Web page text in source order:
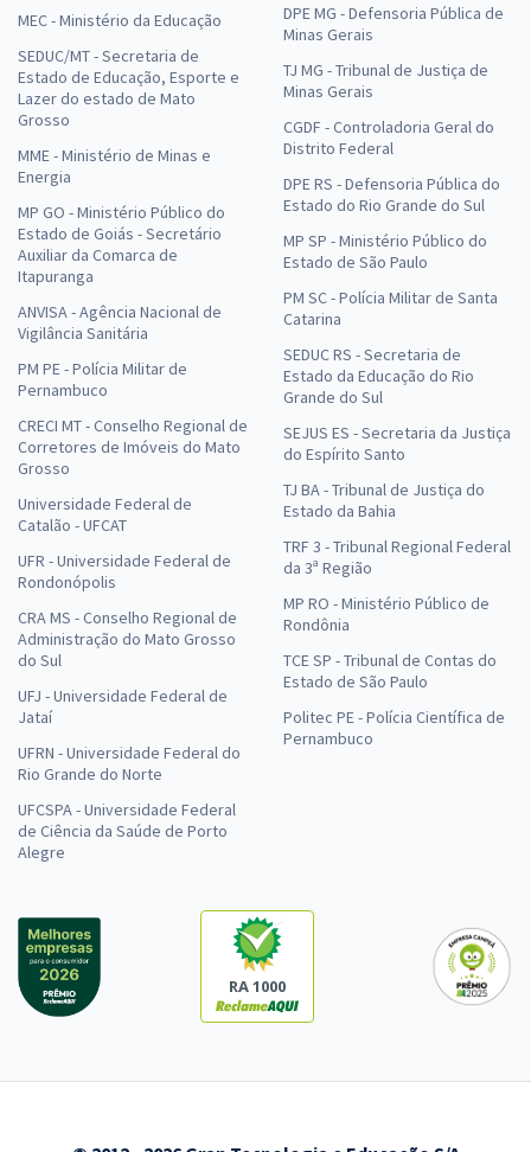
MEC - Ministério da Educação
SEDUC/MT - Secretaria de
Estado de Educação, Esporte e
Lazer do estado de Mato
Grosso
MME - Ministério de Minas e
Energia
MP GO - Ministério Público do
Estado de Goiás - Secretário
Auxiliar da Comarca de
Itapuranga
ANVISA - Agência Nacional de
Vigilância Sanitária
PM PE - Polícia Militar de
Pernambuco
CRECI MT - Conselho Regional de
Corretores de Imóveis do Mato
Grosso
Universidade Federal de
Catalão - UFCAT
UFR - Universidade Federal de
Rondonópolis
CRA MS - Conselho Regional de
Administração do Mato Grosso
do Sul
UFJ - Universidade Federal de
Jataí
UFRN - Universidade Federal do
Rio Grande do Norte
UFCSPA - Universidade Federal
de Ciência da Saúde de Porto
Alegre
DPE MG - Defensoria Pública de
Minas Gerais
TJ MG - Tribunal de Justiça de
Minas Gerais
CGDF - Controladoria Geral do
Distrito Federal
DPE RS - Defensoria Pública do
Estado do Rio Grande do Sul
MP SP - Ministério Público do
Estado de São Paulo
PM SC - Polícia Militar de Santa
Catarina
SEDUC RS - Secretaria de
Estado da Educação do Rio
Grande do Sul
SEJUS ES - Secretaria da Justiça
do Espírito Santo
TJ BA - Tribunal de Justiça do
Estado da Bahia
TRF 3 - Tribunal Regional Federal
da 3ª Região
MP RO - Ministério Público de
Rondônia
TCE SP - Tribunal de Contas do
Estado de São Paulo
Politec PE - Polícia Científica de
Pernambuco
RA 1000